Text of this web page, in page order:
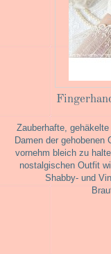
Zauberhafte,
Damen der gehobenen
vornehm bleich zu
nostalgischen Outfit
Shabby- und